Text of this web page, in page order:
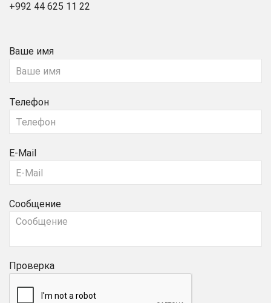
+992 44 625 11 22
Ваше имя
Телефон
E-Mail
Сообщение
Проверка